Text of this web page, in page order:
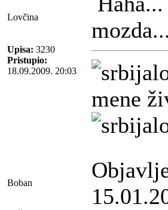
Lovčina
Upisa: 3230
Pristupio:
18.09.2009. 20:03
mene
Boban